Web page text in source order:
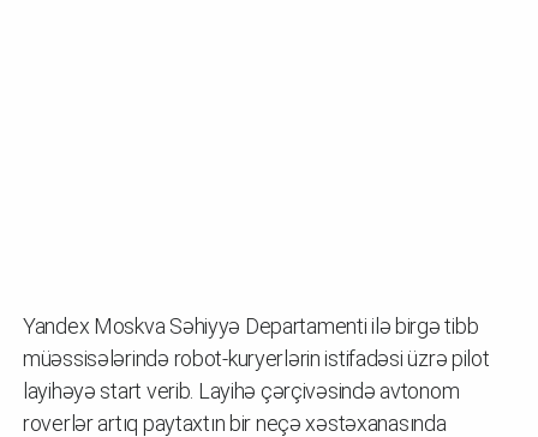
Yandex Moskva Səhiyyə Departamenti ilə birgə tibb
müəssisələrində robot-kuryerlərin istifadəsi üzrə pilot
layihəyə start verib. Layihə çərçivəsində avtonom
roverlər artıq paytaxtın bir neçə xəstəxanasında